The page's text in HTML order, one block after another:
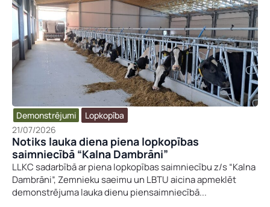
Demonstrējumi
Lopkopība
21/07/2026
Notiks lauka diena piena lopkopības
saimniecībā “Kalna Dambrāni”
LLKC sadarbībā ar piena lopkopības saimniecību z/s “Kalna
Dambrāni”, Zemnieku saeimu un LBTU aicina apmeklēt
demonstrējuma lauka dienu piensaimniecībā...